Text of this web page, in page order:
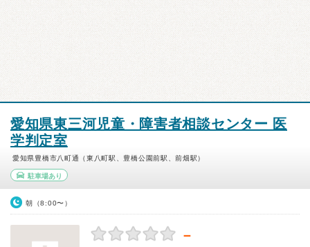
愛知県東三河児童・障害者相談センター 医
学判定室
愛知県豊橋市八町通（東八町駅、豊橋公園前駅、前畑駅）
駐車場あり
朝（8:00〜）
－